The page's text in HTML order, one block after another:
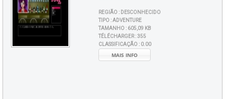
REGIÃO : DESCONHECIDO
TIPO :ADVENTURE
TAMANHO : 605,09 KB
TÉLÉCHARGER :355
CLASSIFICAÇÃO : 0.00
MAIS INFO